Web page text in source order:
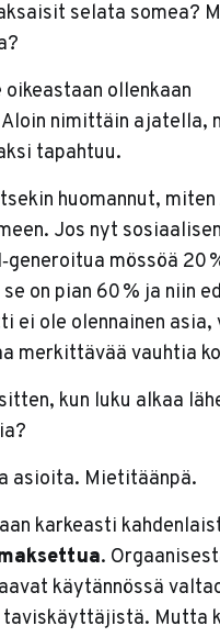
selata somea?
ollenkaan
nimittäin ajatella,
tapahtuu.
huomannut, miten
Jos nyt
mössöä 20
on pian 60 % ja niin
ei ole olennainen asia,
merkittävää vauhtia
kun luku alkaa
asioita. Mietitäänpä.
karkeasti
.
käytännössä
Mutta